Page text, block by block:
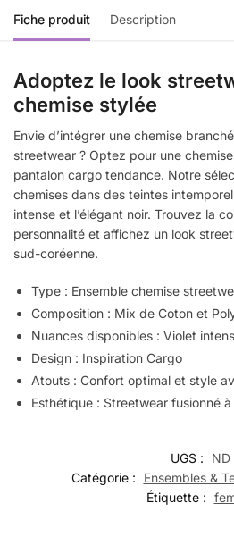
Fiche produit Description
Adoptez le look
chemise stylée
Envie d’intégrer une chemise
streetwear ? Optez pour une
pantalon cargo tendance. Notre
chemises dans des teintes
intense et l’élégant noir. Trouvez la
personnalité et affichez un look
sud-coréenne.
Type : Ensemble chemise
Composition : Mix de Coton et
Nuances disponibles : Violet
Design : Inspiration Cargo
Atouts : Confort optimal et style
Esthétique : Streetwear fusionné
UGS :
ND
Catégorie :
Ensembles &
Étiquette :